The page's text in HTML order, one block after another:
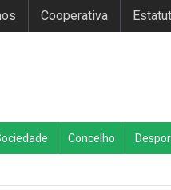
Cooperativa
Concelho